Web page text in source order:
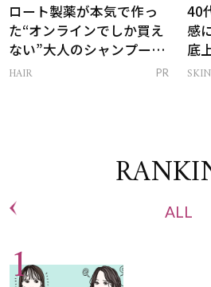
ロート製薬が本気で作っ
た“オンラインでしか買え
ない”大人のシャンプー＆
トリートメントって？
HAIR PR
40
感
底
ム
ALL